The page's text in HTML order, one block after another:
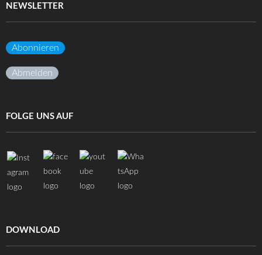
NEWSLETTER
Abonnieren
Abmelden
FOLGE UNS AUF
DOWNLOAD